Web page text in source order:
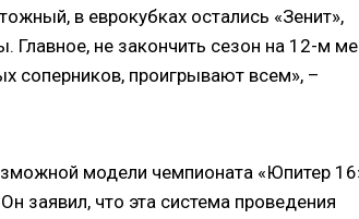
в еврокубках остались «Зенит»,
Главное, не закончить сезон на 12-м
соперников, проигрывают всем», –
модели чемпионата «Юпитер
заявил, что эта система проведения